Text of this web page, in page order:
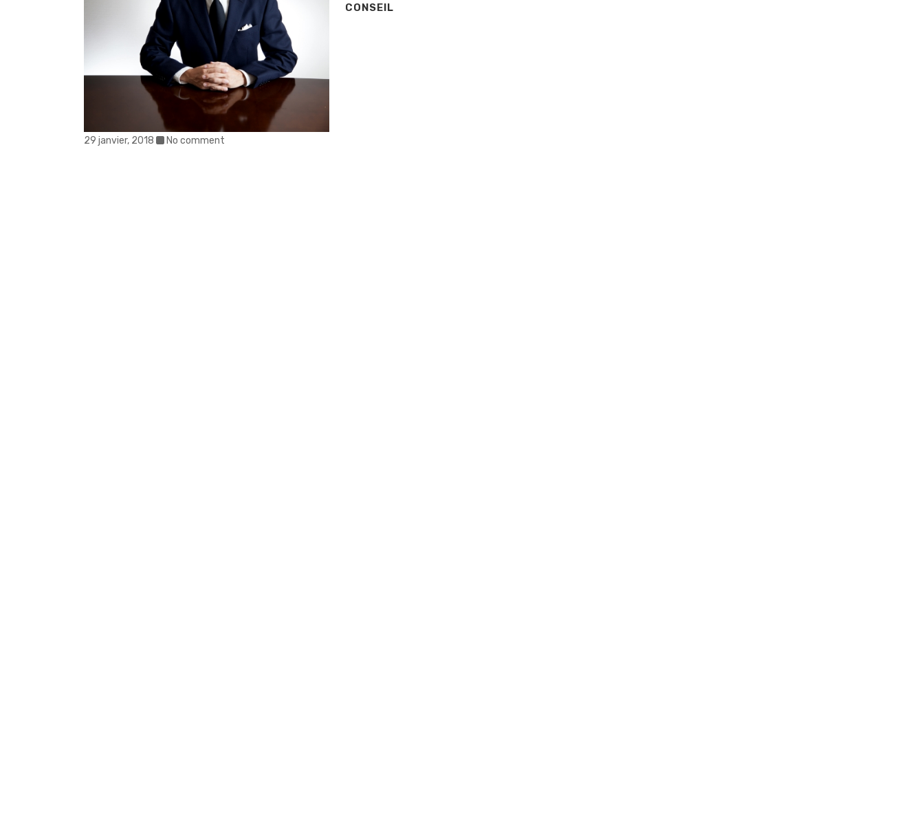
CONSEIL
29 janvier, 2018 No comment